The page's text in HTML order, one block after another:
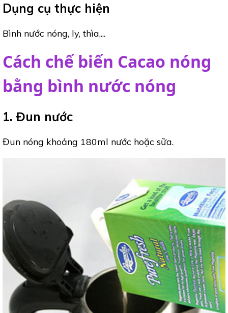
Dụng cụ thực hiện
Bình nước nóng, ly, thìa,...
Cách chế biến Cacao nóng
bằng bình nước nóng
1. Đun nước
Đun nóng khoảng 180ml nước hoặc sữa.